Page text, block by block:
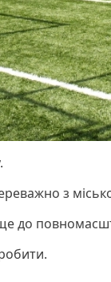
з
до